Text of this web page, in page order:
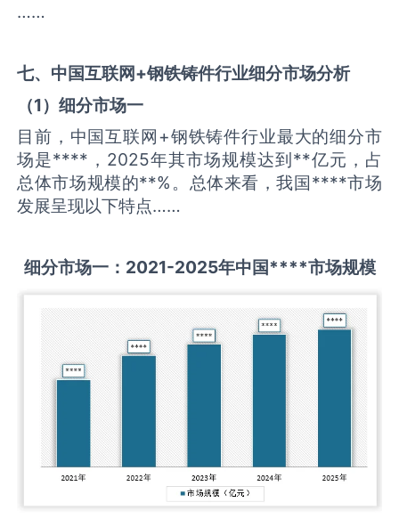
……
七、中国互联网+钢铁铸件行业细分市场分析
（1）细分市场一
目前，中国互联网+钢铁铸件行业最大的细分市
场是****，2025年其市场规模达到**亿元，占
总体市场规模的**%。总体来看，我国****市场
发展呈现以下特点……
细分市场一： 2021-2025年中国****市场规模